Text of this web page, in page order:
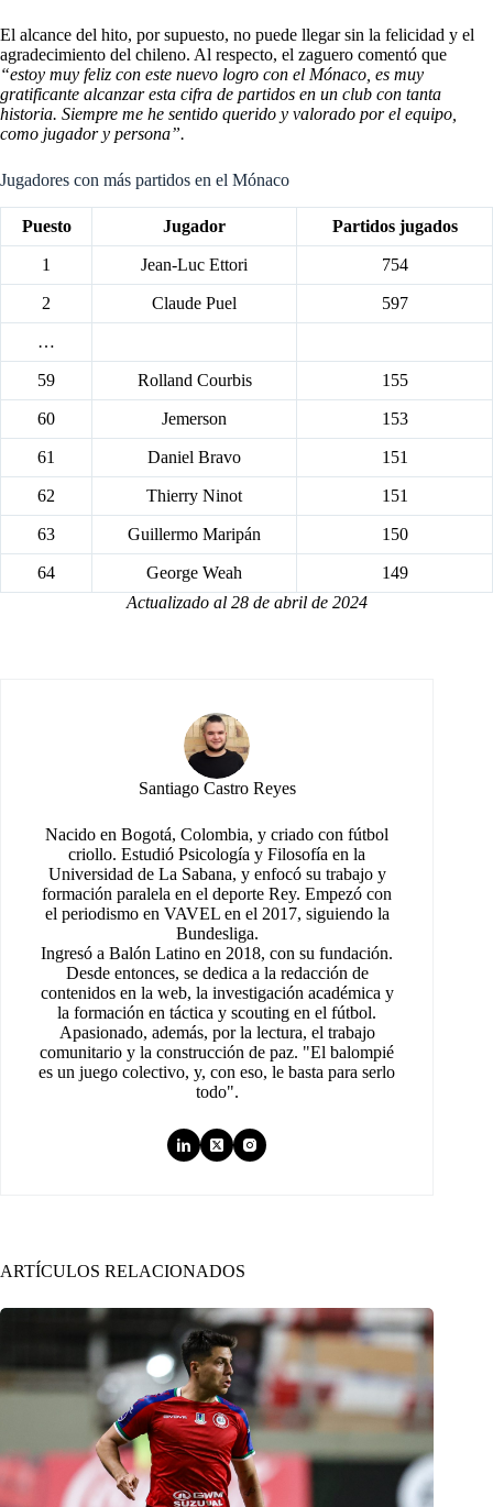
El alcance del hito, por supuesto, no puede llegar sin la felicidad y el
agradecimiento del chileno. Al respecto, el zaguero comentó que
“estoy muy feliz con este nuevo logro con el Mónaco, es muy
gratificante alcanzar esta cifra de partidos en un club con tanta
historia. Siempre me he sentido querido y valorado por el equipo,
como jugador y persona”.
Jugadores con más partidos en el Mónaco
Puesto Jugador Partidos jugados
1 Jean-Luc Ettori 754
2 Claude Puel 597
…
59 Rolland Courbis 155
60 Jemerson 153
61 Daniel Bravo 151
62 Thierry Ninot 151
63 Guillermo Maripán 150
64 George Weah
149
Actualizado al 28 de abril de 2024
Santiago Castro Reyes
Nacido en Bogotá, Colombia, y criado con fútbol
criollo. Estudió Psicología y Filosofía en la
Universidad de La Sabana, y enfocó su trabajo y
formación paralela en el deporte Rey. Empezó con
el periodismo en VAVEL en el 2017, siguiendo la
Bundesliga.
Ingresó a Balón Latino en 2018, con su fundación.
Desde entonces, se dedica a la redacción de
contenidos en la web, la investigación académica y
la formación en táctica y scouting en el fútbol.
Apasionado, además, por la lectura, el trabajo
comunitario y la construcción de paz. "El balompié
es un juego colectivo, y, con eso, le basta para serlo
todo".
ARTÍCULOS RELACIONADOS